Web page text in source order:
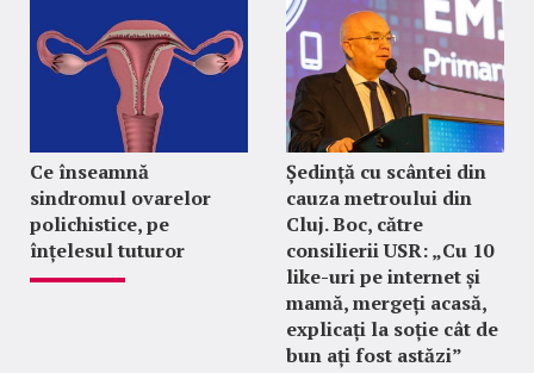
Ce înseamnă
sindromul ovarelor
polichistice, pe
înțelesul tuturor
Ședință cu scântei din
cauza metroului din
Cluj. Boc, către
consilierii USR: „Cu 10
like-uri pe internet și
mamă, mergeți acasă,
explicați la soție cât de
bun ați fost astăzi”